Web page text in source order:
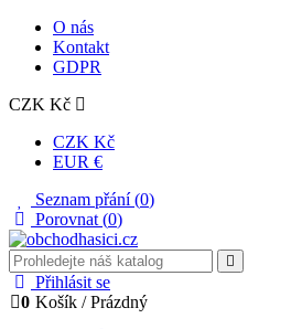
O nás
Kontakt
GDPR
CZK Kč
CZK Kč
EUR €
Seznam přání (0)
Porovnat (0)
Přihlásit se
0 Košík /Prázdný